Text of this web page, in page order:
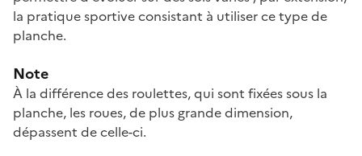
la pratique sportive consistant à utiliser ce type de
planche.
Note
À la différence des roulettes, qui sont fixées sous la
planche, les roues, de plus grande dimension,
dépassent de celle-ci.